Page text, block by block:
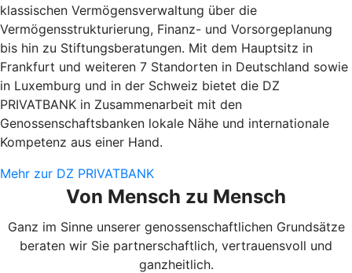
klassischen Vermögensverwaltung über die
Vermögensstrukturierung, Finanz- und Vorsorgeplanung
bis hin zu Stiftungsberatungen. Mit dem Hauptsitz in
Frankfurt und weiteren 7 Standorten in Deutschland sowie
in Luxemburg und in der Schweiz bietet die DZ
PRIVATBANK in Zusammenarbeit mit den
Genossenschaftsbanken lokale Nähe und internationale
Kompetenz aus einer Hand.
Mehr zur DZ PRIVATBANK
Von Mensch zu Mensch
Ganz im Sinne unserer genossenschaftlichen Grundsätze
beraten wir Sie partnerschaftlich, vertrauensvoll und
ganzheitlich.